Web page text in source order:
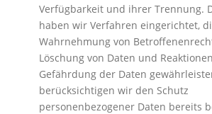
Verfügbarkeit und ihrer Trennung.
haben wir Verfahren eingerichtet,
Wahrnehmung von
Löschung von Daten und
Gefährdung der Daten
berücksichtigen wir den Schutz
personenbezogener Daten bereits